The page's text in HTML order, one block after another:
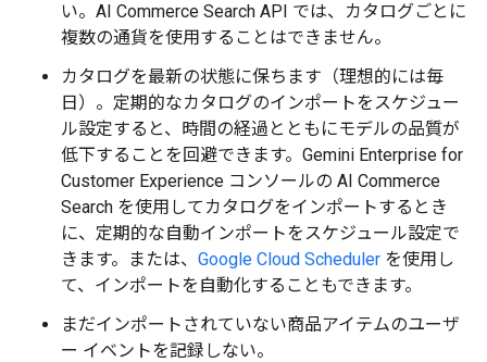
い。AI Commerce Search API では、カタログごとに
複数の通貨を使用することはできません。
カタログを最新の状態に保ちます（理想的には毎
日）。定期的なカタログのインポートをスケジュー
ル設定すると、時間の経過とともにモデルの品質が
低下することを回避できます。Gemini Enterprise for
Customer Experience コンソールの AI Commerce
Search を使用してカタログをインポートするとき
に、定期的な自動インポートをスケジュール設定で
きます。または、 Google Cloud Scheduler を使用し
て、インポートを自動化することもできます。
まだインポートされていない商品アイテムのユーザ
ー イベントを記録しない。